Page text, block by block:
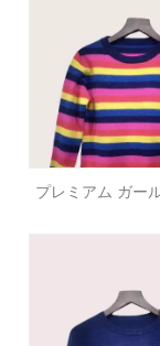
プレミアム ガー
ライプ プルオー
ニットウェアのカ